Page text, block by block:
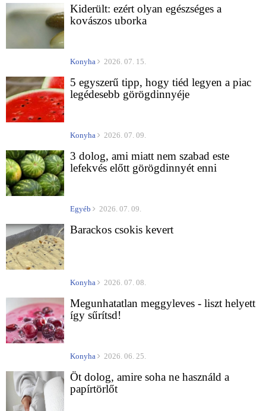
Kiderült: ezért olyan egészséges a
kovászos uborka
Konyha 2026. 07. 15.
5 egyszerű tipp, hogy tiéd legyen a piac
legédesebb görögdinnyéje
Konyha 2026. 07. 09.
3 dolog, ami miatt nem szabad este
lefekvés előtt görögdinnyét enni
Egyéb 2026. 07. 09.
Barackos csokis kevert
Konyha 2026. 07. 08.
Megunhatatlan meggyleves - liszt helyett
így sűrítsd!
Konyha 2026. 06. 25.
Öt dolog, amire soha ne használd a
papírtörlőt